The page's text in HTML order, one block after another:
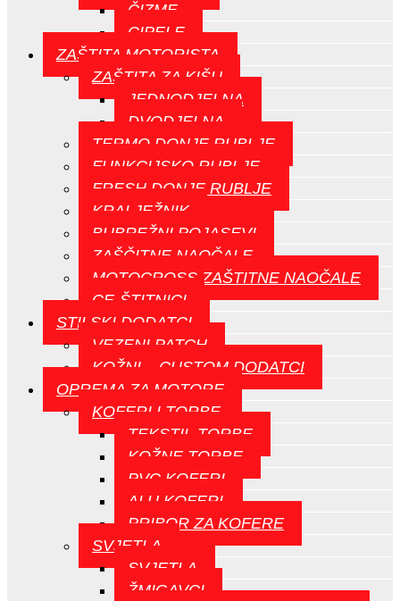
ČIZME
CIPELE
ZAŠTITA MOTORISTA
ZAŠTITA ZA KIŠU
JEDNODJELNA
DVODJELNA
TERMO DONJE RUBLJE
FUNKCIJSKO RUBLJE
FRESH DONJE RUBLJE
KRALJEŽNIK
BUBREŽNI POJASEVI
ZAŠČITNE NAOČALE
MOTOCROSS ZAŠTITNE NAOČALE
CE-ŠTITNICI
STILSKI DODATCI
VEZENI PATCH
KOŽNI – CUSTOM DODATCI
OPREMA ZA MOTORE
KOFERI I TORBE
TEKSTIL TORBE
KOŽNE TORBE
PVC KOFERI
ALU KOFERI
PRIBOR ZA KOFERE
SVJETLA
SVJETLA
ŽMIGAVCI